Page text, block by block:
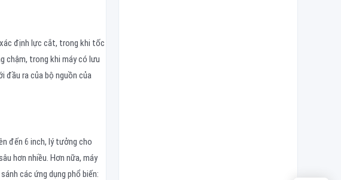
định lực cắt, trong khi tốc
chậm, trong khi máy có lưu
đầu ra của bộ nguồn của
đến 6 inch, lý tưởng cho
hơn nhiều. Hơn nữa, máy
các ứng dụng phổ biến: